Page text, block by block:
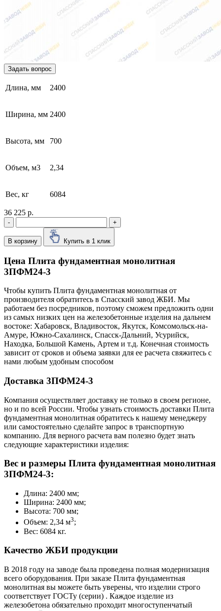
Задать вопрос
Длина, мм 2400
Ширина, мм 2400
Высота, мм 700
Объем, м3 2,34
Вес, кг 6084
36 225 р.
- +
В корзину Купить в 1 клик
Цена Плита фундаментная монолитная
3ПФМ24-3
Чтобы купить Плита фундаментная монолитная от
производителя обратитесь в Cпасский завод ЖБИ. Мы
работаем без посредников, поэтому сможем предложить одни
из самых низких цен на железобетонные изделия на дальнем
востоке: Хабаровск, Владивосток, Якутск, Комсомольск-на-
Амуре, Южно-Сахалинск, Спасск-Дальний, Усурийск,
Находка, Большой Камень, Артем и т.д. Конечная стоимость
зависит от сроков и объема заявки для ее расчета свяжитесь с
нами любым удобным способом
Доставка 3ПФМ24-3
Компания осуществляет доставку не только в своем регионе,
но и по всей России. Чтобы узнать стоимость доставки Плита
фундаментная монолитная обратитесь к нашему менеджеру
или самостоятельно сделайте запрос в транспортную
компанию. Для верного расчета вам полезно будет знать
следующие характеристики изделия:
Вес и размеры Плита фундаментная монолитная
3ПФМ24-3:
Длина: 2400 мм;
Ширина: 2400 мм;
Высота: 700 мм;
Объем: 2,34 м3;
Вес: 6084 кг.
Качество ЖБИ продукции
В 2018 году на заводе была проведена полная модернизация
всего оборудования. При заказе Плита фундаментная
монолитная вы можете быть уверены, что изделии строго
соответствует ГОСТу (серии) . Каждое изделие из
железобетона обязательно проходит многоступенчатый